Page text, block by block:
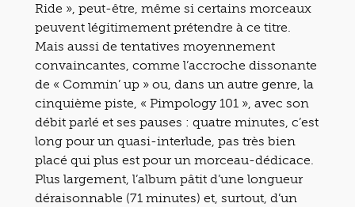
Ride », peut-être, même si certains morceaux
peuvent légitimement prétendre à ce titre.
Mais aussi de tentatives moyennement
convaincantes, comme l’accroche dissonante
de « Commin’ up » ou, dans un autre genre, la
cinquième piste, « Pimpology 101 », avec son
débit parlé et ses pauses : quatre minutes, c’est
long pour un quasi-interlude, pas très bien
placé qui plus est pour un morceau-dédicace.
Plus largement, l’album pâtit d’une longueur
déraisonnable (71 minutes) et, surtout, d’un